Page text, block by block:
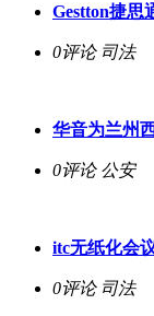
Gestton捷思
0评论司法
华音为兰州
0评论公安
itc无纸化会
0评论司法